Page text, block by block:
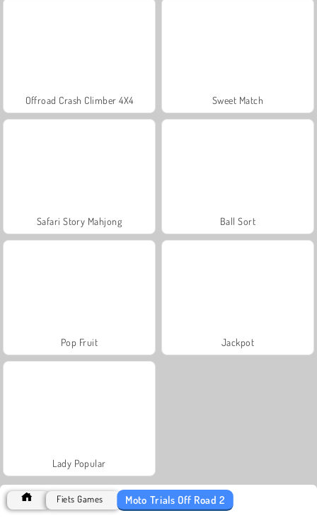
Offroad Crash Climber 4X4 Sweet Match
Safari Story Mahjong Ball Sort
Pop Fruit Jackpot
Lady Popular
Fiets Games Moto Trials Off Road 2